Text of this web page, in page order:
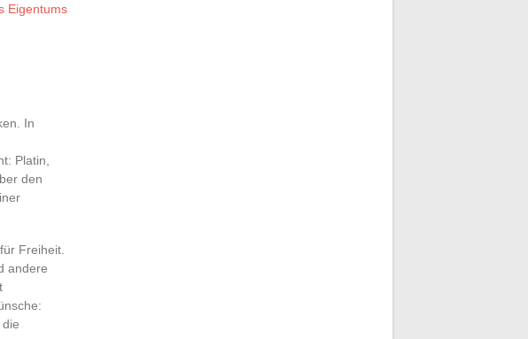
Eigentums
In
Platin,
den
Freiheit.
andere